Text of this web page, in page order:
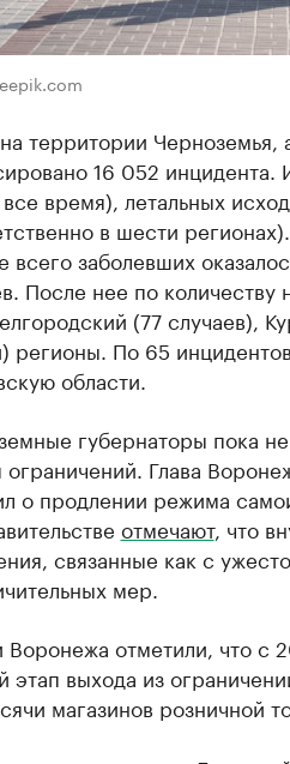
территории Черноземья,
16 052
время), летальных
в шести регионах).
всего заболевших
После нее по
(77 случаев),
регионы. По 65
области.
губернаторы пока
ограничений. Глава
о продлении режима
отмечают, что
связанные как с
мер.
Воронежа отметили, что с
этап выхода из
магазинов розничной